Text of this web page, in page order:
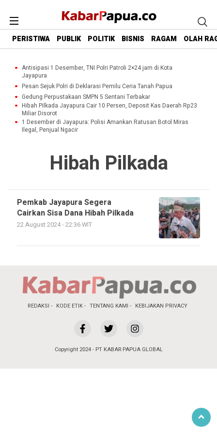
PERISTIWA PUBLIK POLITIK BISNIS RAGAM OLAH
Antisipasi 1 Desember, TNI Polri Patroli 2×24 jam di Kota
Jayapura
Pesan Sejuk Polri di Deklarasi Pemilu Ceria Tanah Papua
Gedung Perpustakaan SMPN 5 Sentani Terbakar
Hibah Pilkada Jayapura Cair 10 Persen, Deposit Kas Daerah Rp23
Miliar Disorot
1 Desember di Jayapura: Polisi Amankan Ratusan Botol Miras
Ilegal, Penjual Ngacir
Hibah Pilkada
Pemkab Jayapura Segera
Cairkan Sisa Dana Hibah Pilkada
22 August 2024 - 22:36 WIT
REDAKSI KODE ETIK TENTANG KAMI KEBIJAKAN PRIVACY
Copyright 2024 - PT KABAR PAPUA GLOBAL